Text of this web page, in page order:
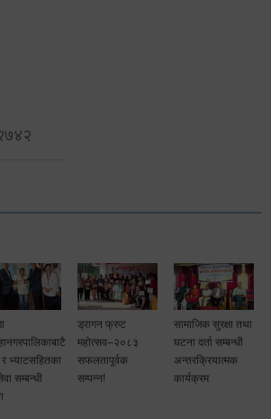
र भ्याटसहितका
सम्बन्धी
ड्रागन फ्रुट
महोत्सव–२०८३
सफलतापूर्वक
सम्पन्न!
सामाजिक सुरक्षा तथा
घटना दर्ता सम्बन्धी
अन्तरक्रियात्मक
कार्यक्रम